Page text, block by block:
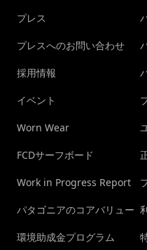
プレス
プレスへのお問い合わせ
採用情報
イベント
Worn Wear
FCDサーフボード
Work in Progress Report
パタゴニアのコアバリュー
環境助成金プログラム